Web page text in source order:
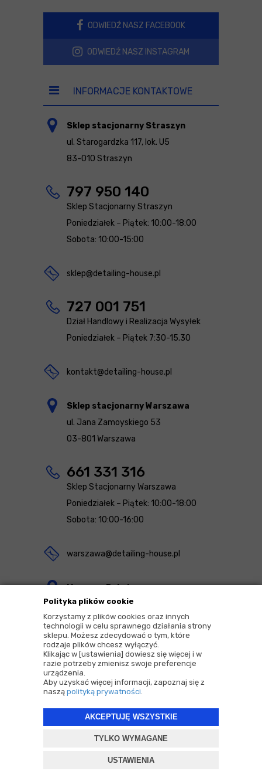
Polityka plików cookie
Korzystamy z plików cookies oraz innych
technologii w celu sprawnego działania strony
sklepu. Możesz zdecydować o tym, które
rodzaje plików chcesz wyłączyć.
Klikając w [ustawienia] dowiesz się więcej i w
razie potrzeby zmienisz swoje preferencje
urządzenia.
Aby uzyskać więcej informacji, zapoznaj się z
naszą polityką prywatności.
AKCEPTUJĘ WSZYSTKIE
TYLKO WYMAGANE
USTAWIENIA
ODWIEDŹ NASZ FACEBOOK
ODWIEDŹ NASZ INSTAGRAM
INFORMACJE KONTAKTOWE
Sklep stacjonarny Straszyn
ul. Starogardzka 117, lok. U5
83-010 Straszyn
797 950 140
Sklep Stacjonarny Straszyn
Poniedziałek – Piątek: 10:00-18:00
Sobota: 10:00-15:00
sklep@detailing-house.pl
727 001 751
Dział Handlowy i Realizacja Wysyłek
Poniedziałek – Piątek 7:30-15.30
kontakt@detailing-house.pl
Sklep stacjonarny Warszawa
ul. Jana Zamoyskiego 53
03-801 Warszawa
661 331 316
Sklep Stacjonarny Warszawa
Poniedziałek – Piątek: 10:00-18:00
Sobota: 10:00-16:00
warszawa@detailing-house.pl
Magazyn Rekcin
Nomos Sp. z o.o. sp.k.
ul. Agrestowa 1
83-010 Rekcin
2026 © Copyrights by |Detailing House